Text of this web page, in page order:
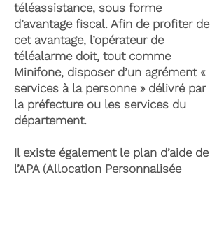
téléassistance, sous forme
d’avantage fiscal. Afin de profiter de
cet avantage, l’opérateur de
téléalarme doit, tout comme
Minifone, disposer d’un agrément «
services à la personne » délivré par
la préfecture ou les services du
département.
Il existe également le plan d’aide de
l’APA (Allocation Personnalisée